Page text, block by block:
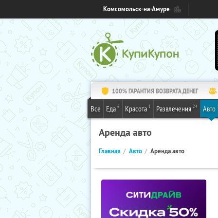
Комсомольск-на-Амуре
100% ГАРАНТИЯ ВОЗВРАТА ДЕНЕГ
Все Еда 6 Красота 1 Развлечения 24 Авто
Аренда авто
Главная Авто Аренда авто